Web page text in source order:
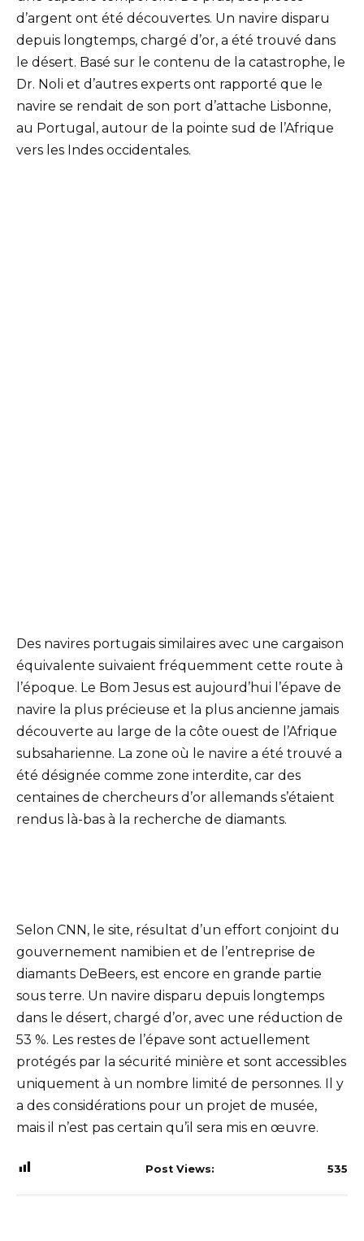
d’argent ont été découvertes. Un navire disparu
depuis longtemps, chargé d’or, a été trouvé dans
le désert. Basé sur le contenu de la catastrophe, le
Dr. Noli et d’autres experts ont rapporté que le
navire se rendait de son port d’attache Lisbonne,
au Portugal, autour de la pointe sud de l’Afrique
vers les Indes occidentales.
Des navires portugais similaires avec une cargaison
équivalente suivaient fréquemment cette route à
l’époque. Le Bom Jesus est aujourd’hui l’épave de
navire la plus précieuse et la plus ancienne jamais
découverte au large de la côte ouest de l’Afrique
subsaharienne. La zone où le navire a été trouvé a
été désignée comme zone interdite, car des
centaines de chercheurs d’or allemands s’étaient
rendus là-bas à la recherche de diamants.
Selon CNN, le site, résultat d’un effort conjoint du
gouvernement namibien et de l’entreprise de
diamants DeBeers, est encore en grande partie
sous terre. Un navire disparu depuis longtemps
dans le désert, chargé d’or, avec une réduction de
53 %. Les restes de l’épave sont actuellement
protégés par la sécurité minière et sont accessibles
uniquement à un nombre limité de personnes. Il y
a des considérations pour un projet de musée,
mais il n’est pas certain qu’il sera mis en œuvre.
Post Views: 535